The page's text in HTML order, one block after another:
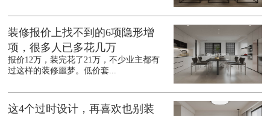
装修报价上找不到的6项隐形增
项，很多人已多花几万
报价12万，装完花了21万，不少业主都有
过这样的装修噩梦。低价套...
这4个过时设计，再喜欢也别装